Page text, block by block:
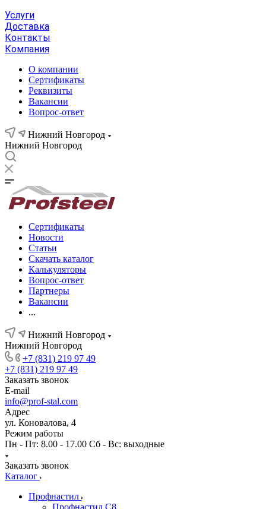
Услуги
Доставка
Контакты
Компания
О компании
Сертификаты
Реквизиты
Вакансии
Вопрос-ответ
Нижний Новгород
Нижний Новгород
Сертификаты
Новости
Статьи
Скачать каталог
Калькуляторы
Вопрос-ответ
Партнеры
Вакансии
...
Нижний Новгород
Нижний Новгород
+7 (831) 219 97 49
+7 (831) 219 97 49
Заказать звонок
E-mail
info@prof-stal.com
Адрес
ул. Коновалова, 4
Режим работы
Пн - Пт: 8.00 - 17.00 Сб - Вс: выходные
Заказать звонок
Каталог
Профнастил
Профнастил С8